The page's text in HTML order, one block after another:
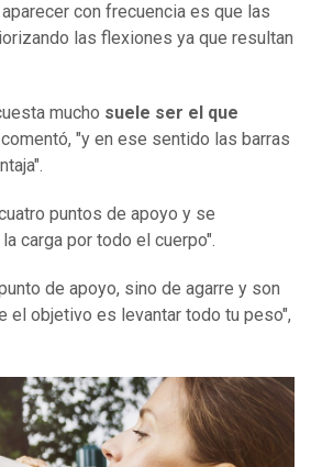
con frecuencia es que las
las flexiones ya que resultan
mucho suele ser el que
comentó, "y en ese sentido las barras
puntos de apoyo y se
carga por todo el cuerpo".
de apoyo, sino de agarre y son
el objetivo es levantar todo tu peso",